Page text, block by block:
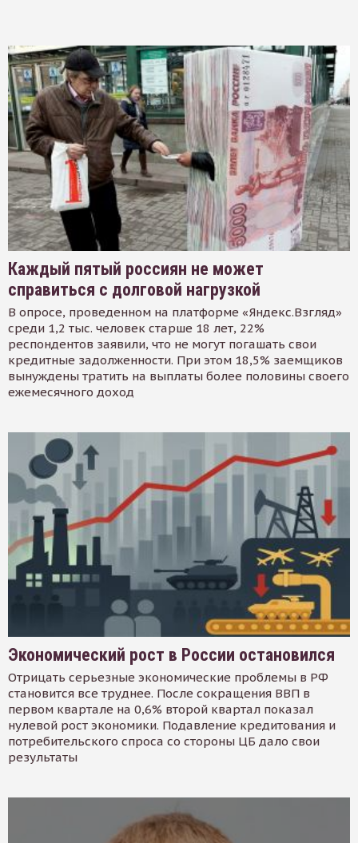
Каждый пятый россиян не может
справиться с долговой нагрузкой
В опросе, проведенном на платформе «Яндекс.Взгляд»
среди 1,2 тыс. человек старше 18 лет, 22%
респондентов заявили, что не могут погашать свои
кредитные задолженности. При этом 18,5% заемщиков
вынуждены тратить на выплаты более половины своего
ежемесячного доход
Экономический рост в России остановился
Отрицать серьезные экономические проблемы в РФ
становится все труднее. После сокращения ВВП в
первом квартале на 0,6% второй квартал показал
нулевой рост экономики. Подавление кредитования и
потребительского спроса со стороны ЦБ дало свои
результаты